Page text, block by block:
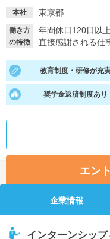
就活ノウハウが満載！
適職診断
あなたに合う仕事を診断！
本社 東京都
働き方
の特徴
年間休日120日以上
直接感謝される仕
教育制度・研修が充
奨学金返済制度あり
エン
企業情報
インターンシッ